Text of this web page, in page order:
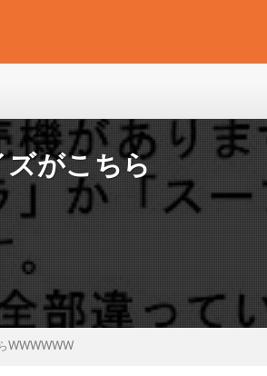
ズがこちら
WWWWWW